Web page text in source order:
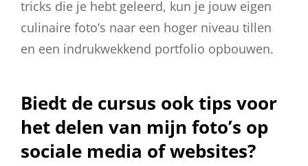
tricks die je hebt geleerd, kun je jouw eigen
culinaire foto’s naar een hoger niveau tillen
en een indrukwekkend portfolio opbouwen.
Biedt de cursus ook tips voor
het delen van mijn foto’s op
sociale media of websites?